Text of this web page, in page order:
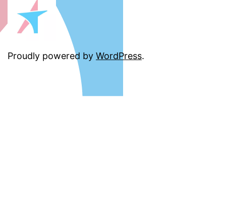
Proudly powered by WordPress.